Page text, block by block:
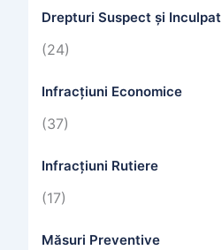
Drepturi Suspect și Inculpat
(24)
Infracțiuni Economice
(37)
Infracțiuni Rutiere
(17)
Măsuri Preventive